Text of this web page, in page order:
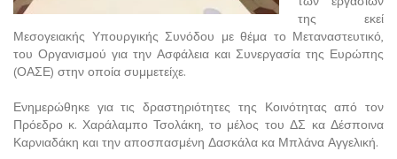
της εκεί
Μεσογειακής Υπουργικής Συνόδου με θέμα το Μεταναστευτικό,
του Οργανισμού για την Ασφάλεια και Συνεργασία της Ευρώπης
(ΟΑΣΕ) στην οποία συμμετείχε.
Ενημερώθηκε για τις δραστηριότητες της Κοινότητας από τον
Πρόεδρο κ. Χαράλαμπο Τσολάκη, το μέλος του ΔΣ κα Δέσποινα
Καρνιαδάκη και την αποσπασμένη Δασκάλα κα Μπλάνα Αγγελική.